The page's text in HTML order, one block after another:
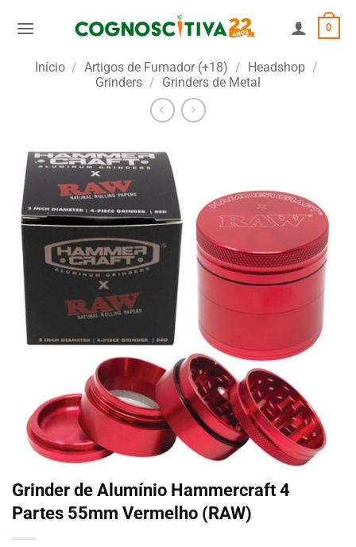
0
Início / Artigos de Fumador (+18) / Headshop /
Grinders / Grinders de Metal
Grinder de Alumínio Hammercraft 4
Partes 55mm Vermelho (RAW)